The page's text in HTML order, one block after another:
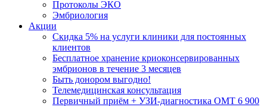
Протоколы ЭКО
Эмбриология
Акции
Скидка 5% на услуги клиники для постоянных
клиентов
Бесплатное хранение криоконсервированных
эмбрионов в течение 3 месяцев
Быть донором выгодно!
Телемедицинская консультация
Первичный приём + УЗИ-диагностика ОМТ 6 900